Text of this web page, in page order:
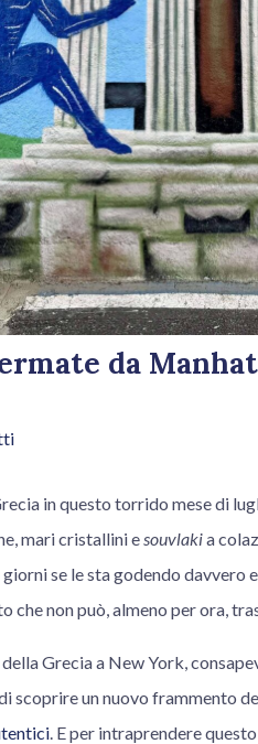
da
in questo torrido mese di
mari cristallini esouvlakia
se le sta godendo davvero
che non può, almeno per ora,
Grecia a New York,
scoprire un nuovo frammento
. E per intraprendere